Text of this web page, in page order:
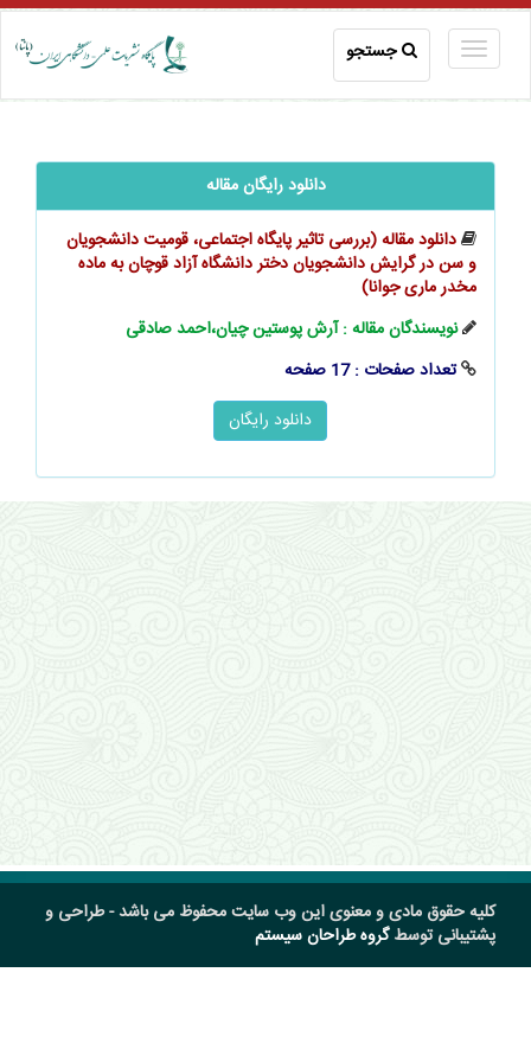
جستجو
دانلود رایگان مقاله
دانلود مقاله (بررسی تاثیر پایگاه ‌اجتماعی، قومیت دانشجویان
و سن در گرایش دانشجویان دختر دانشگاه آزاد قوچان ‌به ماده
مخدر ماری جوانا)
نویسندگان مقاله : آرش پوستین چیان،احمد صادقی
تعداد صفحات : 17 صفحه
کلیه حقوق مادی و معنوی این وب سایت محفوظ می باشد - طراحی و
پشتیبانی توسطگروه طراحان سیستم